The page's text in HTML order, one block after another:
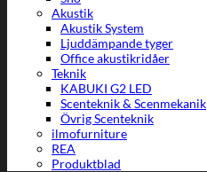
Akustik
Akustik System
Ljuddämpande tyger
Office akustikridåer
Teknik
KABUKI G2 LED
Scenteknik & Scenmekanik
Övrig Scenteknik
ilmofurniture
REA
Produktblad